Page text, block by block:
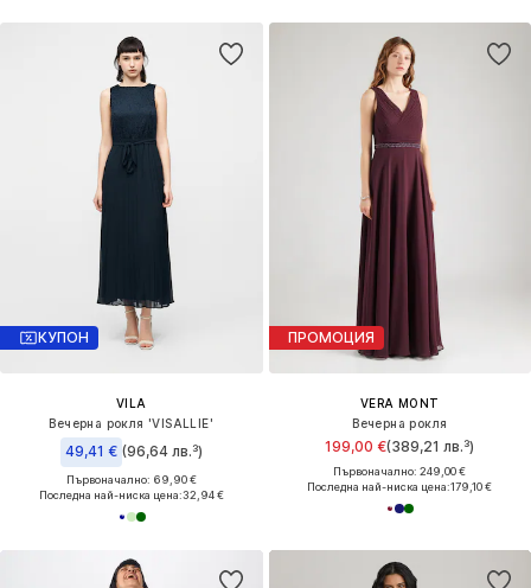
КУПОН
VILA
Вечерна рокля 'VISALLIE'
49,41 € (96,64 лв.³)
Първоначално: 69,90 €
Последна най-ниска цена:32,94 €
ПРОМОЦИЯ
VERA MONT
Вечерна рокля
199,00 €(389,21 лв.³)
Първоначално: 249,00 €
Последна най-ниска цена:179,10 €